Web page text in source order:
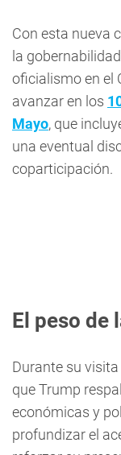
Con esta nueva
la
oficialismo en el
avanzar en los
Mayo, que
una eventual
coparticipación.
El peso de
Durante su
que Trump
económicas y
profundizar el